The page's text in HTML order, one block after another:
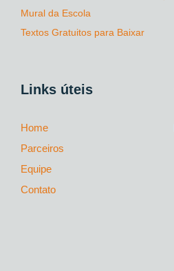
Mural da Escola
Textos Gratuitos para Baixar
Links úteis
Home
Parceiros
Equipe
Contato